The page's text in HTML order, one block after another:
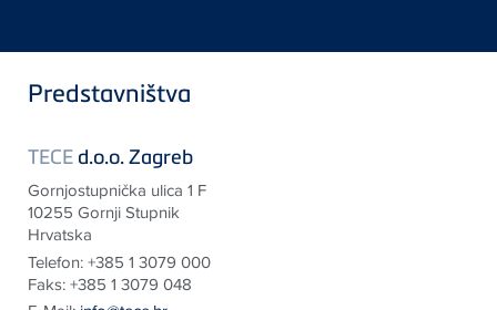
Predstavništva
TECE d.o.o. Zagreb
Gornjostupnička ulica 1 F
10255 Gornji Stupnik
Hrvatska
Telefon:+385 1 3079 000
Faks:+385 1 3079 048